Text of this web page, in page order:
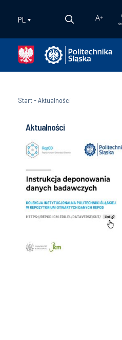
PL A+
Start-Aktualności
Aktualności